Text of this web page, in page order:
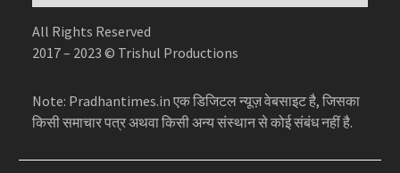
to
Sections
All Rights Reserved
2017 – 2023 © Trishul Productions
Note: Pradhantimes.in एक डिजिटल न्यूज़ वेबसाइट है, जिसका
किसी समाचार पत्र अथवा किसी अन्य संस्थान से कोई संबंध नहीं है.